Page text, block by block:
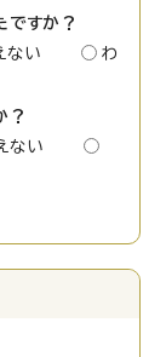
ですか？
ない
わ
？
ない